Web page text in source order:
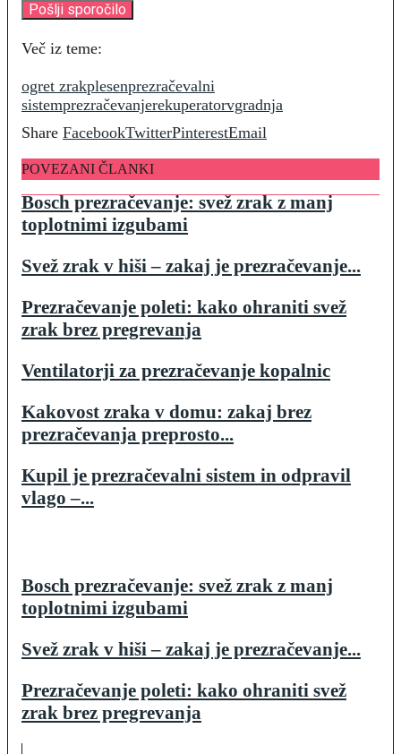
Več iz teme:
ogret zrakplesenprezračevalni
sistemprezračevanjerekuperatorvgradnja
Share FacebookTwitterPinterestEmail
POVEZANI ČLANKI
Bosch prezračevanje: svež zrak z manj
toplotnimi izgubami
Svež zrak v hiši – zakaj je prezračevanje...
Prezračevanje poleti: kako ohraniti svež
zrak brez pregrevanja
Ventilatorji za prezračevanje kopalnic
Kakovost zraka v domu: zakaj brez
prezračevanja preprosto...
Kupil je prezračevalni sistem in odpravil
vlago –...
Bosch prezračevanje: svež zrak z manj
toplotnimi izgubami
Svež zrak v hiši – zakaj je prezračevanje...
Prezračevanje poleti: kako ohraniti svež
zrak brez pregrevanja